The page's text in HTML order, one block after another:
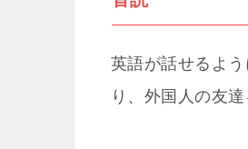
英語が話せるよ
り、外国人の友